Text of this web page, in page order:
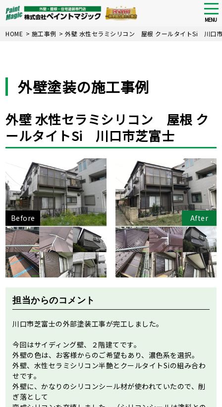
Skip
MENU
HOME > 施工事例 >外壁 水性セラミシリコン 屋根 クールタイトSi 川口
外壁塗装の施工事例
外壁 水性セラミシリコン 屋根 ク
ールタイトSi 川口市芝富士
Before After
担当からのコメント
川口市芝富士の外部塗装工事が完工しました。
今回はサイディング壁、２階建てです。
外壁の色は、お客様からのご希望もあり、濃色系を選択。
外壁、水性セラミシリコン半艶とクールタイトSiの組み合わ
せです。
外壁に、かなりのシリコンシール材が使われていたので、削
ぎ落として